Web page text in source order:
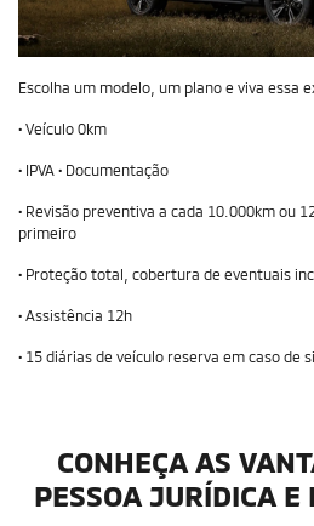
Escolha um modelo, um plano e viva essa
• Veículo 0km
• IPVA • Documentação
• Revisão preventiva a cada 10.000km ou
primeiro
• Proteção total, cobertura de eventuais
• Assistência 12h
• 15 diárias de veículo reserva em caso de
CONHEÇA AS
PESSOA JURÍDICA E